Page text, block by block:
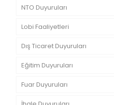
NTO Duyuruları
Lobi Faaliyetleri
Dış Ticaret Duyuruları
Eğitim Duyuruları
Fuar Duyuruları